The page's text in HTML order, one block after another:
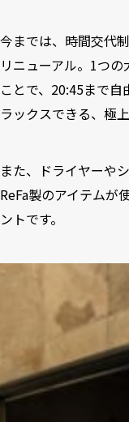
今までは、時間交代
リニューアル。1つ
ことで、20:45まで
ラックスできる、極
また、ドライヤーや
ReFa製のアイテムが
ントです。